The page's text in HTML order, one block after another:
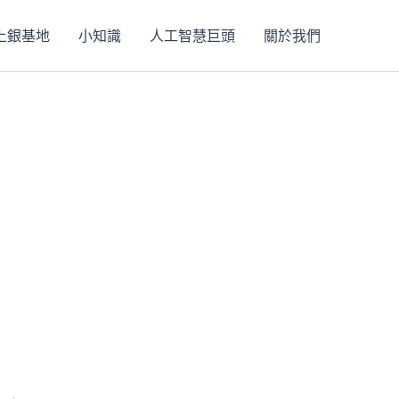
銀基地 小知識 人工智慧巨頭 關於我們